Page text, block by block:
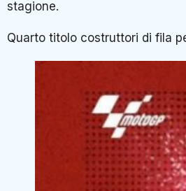
stagione.
Quarto titolo costruttori di fila